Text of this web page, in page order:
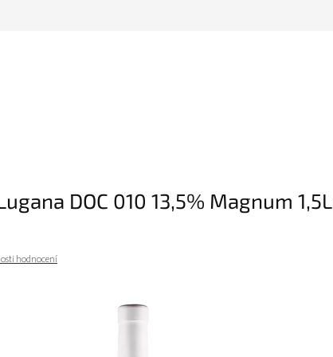
DOC 010 13,5% Magnum 1,5L
hodnocení